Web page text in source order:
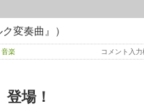
変奏曲』）
音楽 コメント入力
登場！